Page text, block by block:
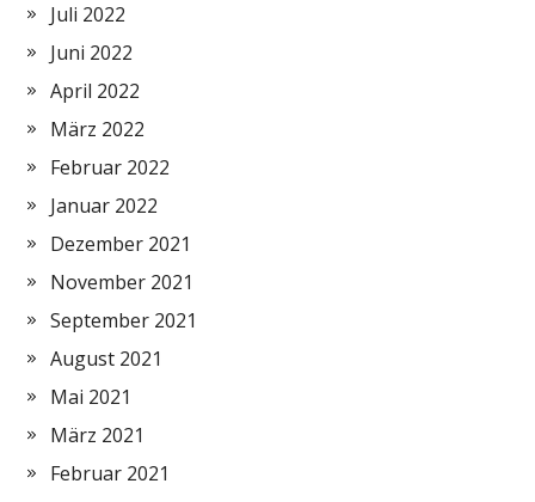
Juli 2022
Juni 2022
April 2022
März 2022
Februar 2022
Januar 2022
Dezember 2021
November 2021
September 2021
August 2021
Mai 2021
März 2021
Februar 2021